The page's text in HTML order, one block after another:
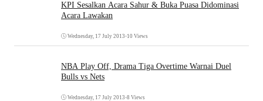
KPI Sesalkan Acara Sahur & Buka Puasa Didominasi
Acara Lawakan
Wednesday, 17 July 2013 •10 Views
NBA Play Off, Drama Tiga Overtime Warnai Duel
Bulls vs Nets
Wednesday, 17 July 2013 •8 Views